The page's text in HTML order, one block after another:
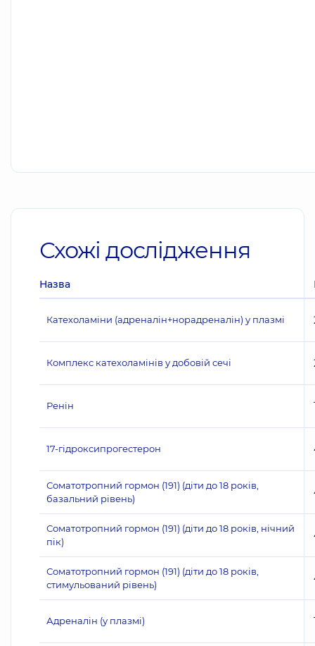
Схожі дослідження
Назва
Катехоламіни (адреналін+норадреналін) у плазмі
Комплекс катехоламінів у добовій сечі
Ренін
17-гідроксипрогестерон
Соматотропний гормон (191) (діти до 18 років,
базальний рівень)
Соматотропний гормон (191) (діти до 18 років, нічний
пік)
Соматотропний гормон (191) (діти до 18 років,
стимульований рівень)
Адреналін (у плазмі)